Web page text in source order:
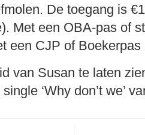
De toegang is
Met een OBA-pas of
een CJP of
van Susan te laten
‘Why don’t we’